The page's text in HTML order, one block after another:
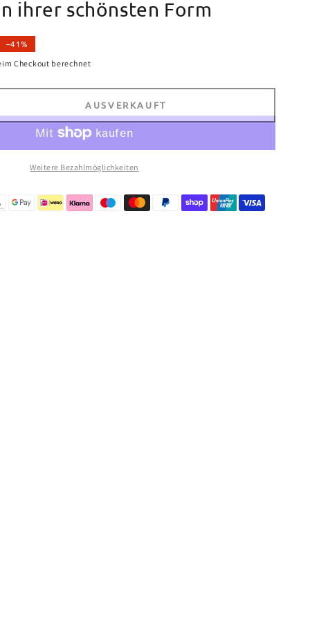
ihrer schönsten Form
–41%
Checkout berechnet
AUSVERKAUFT
Weitere Bezahlmöglichkeiten